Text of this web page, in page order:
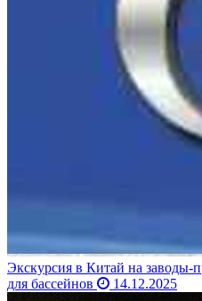
Экскурсия в Китай на заводы-
для бассейнов
14.12.2025